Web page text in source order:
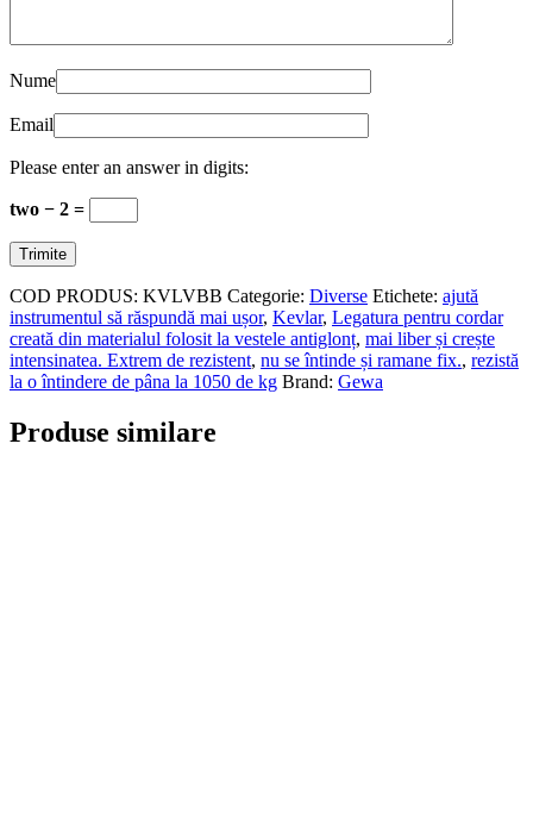
Nume
Email
Please enter an answer in digits:
two − 2 =
COD PRODUS: KVLVBB Categorie: Diverse Etichete: ajută
instrumentul să răspundă mai ușor, Kevlar, Legatura pentru cordar
creată din materialul folosit la vestele antiglonț, mai liber și crește
intensinatea. Extrem de rezistent, nu se întinde și ramane fix., rezistă
la o întindere de pâna la 1050 de kg Brand: Gewa
Produse similare